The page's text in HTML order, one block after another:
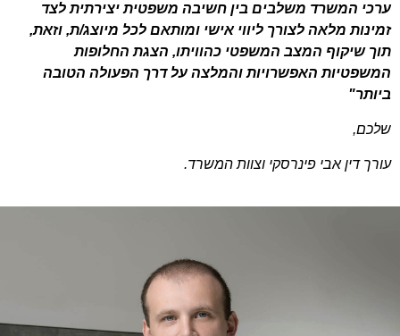
ערכי המשרד משלבים בין חשיבה משפטית יצירתית לצד
זמינות מלאה לצורך ליווי אישי ומותאם לכל מיוצג/ת, וזאת,
תוך שיקוף המצב המשפטי כהוויתו, הצגת החלופות
המשפטיות האפשרויות והמלצה על דרך הפעולה הטובה
ביותר"
שלכם,
עורך דין אבי פינרסקי וצוות המשרד.